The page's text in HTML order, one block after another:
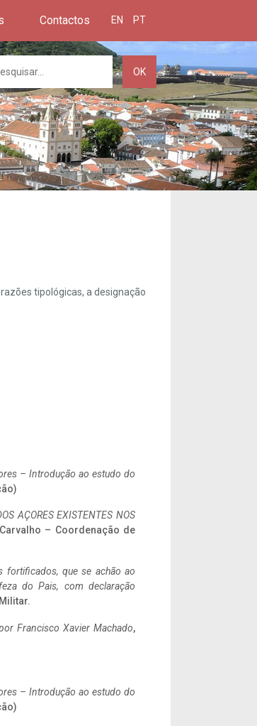
Contactos EN PT
OK
tipológicas, a designação
– Introdução ao estudo do
AÇORES EXISTENTES NOS
– Coordenação de
fortificados, que se achão ao
do Pais, com declaração
Francisco Xavier Machado,
– Introdução ao estudo do